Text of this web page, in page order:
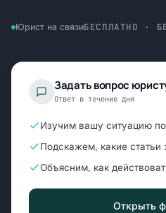
Юрист на связиБЕСПЛАТНО ·
Задать вопрос
Ответ в течение дня
Изучим вашу ситуацию
Подскажем, какие
Объясним, как
Открыть